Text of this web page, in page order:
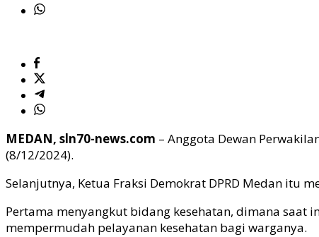
MEDAN, sln70-news.com – Anggota Dewan
(8/12/2024).
Selanjutnya, Ketua Fraksi Demokrat DPRD Medan itu
Pertama menyangkut bidang kesehatan, dimana saat
mempermudah pelayanan kesehatan bagi warganya.